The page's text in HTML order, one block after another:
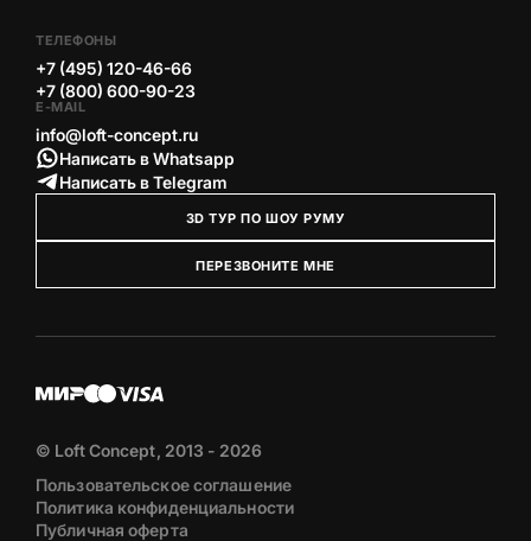
ТЕЛЕФОНЫ
+7 (495) 120-46-66
+7 (800) 600-90-23
E-MAIL
info@loft-concept.ru
Написать в Whatsapp
Написать в Telegram
3D ТУР ПО ШОУ РУМУ
ПЕРЕЗВОНИТЕ МНЕ
© Loft Concept, 2013 - 2026
Пользовательское соглашение
Политика конфиденциальности
Публичная оферта